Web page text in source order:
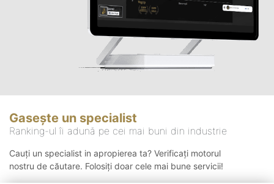
Gasește un specialist
Ranking-ul îi adună pe cei mai buni din industrie
Cauți un specialist in apropierea ta? Verificați motorul
nostru de căutare. Folosiți doar cele mai bune servicii!